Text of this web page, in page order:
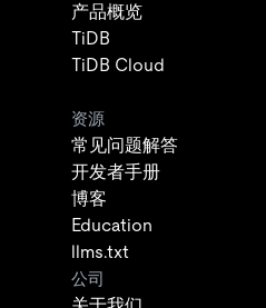
产品概览
TiDB
TiDB Cloud
资源
常见问题解答
开发者手册
博客
Education
llms.txt
公司